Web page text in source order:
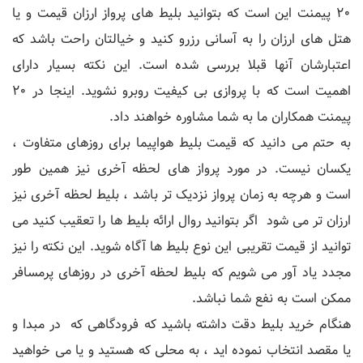
20 پیمنت این است که بتوانید بلیط های پرواز ارزان قیمت و یا
هتل های ارزان را به آسانی رزرو کنید و خیالتان راحت باشد که
اعتبارشان آنها قبلا بررسی شده است. این نکته بسیار دارای
اهمیت است که با پروازی بی کیفیت روبرو نشوید. اینجا در 20
پیمنت همکاران ما به شما مشاوره خواهند داد.
به حتم می دانید که قیمت بلیط هواپیما برای روزهای متفاوت ،
یکسان نیست. در مورد پرواز های لحظه آخری نیز همین طور
است و هرچه به زمان پرواز نزدیک تر باشد ، بلیط لحظه آخری نیز
ارزان تر می شود اگر بتوانید روال ارائه بلیط ها را تعقیب کنید می
توانید از قیمت تقریبی این نوع بلیط ها آگاه شوید. این نکته را نیز
مجدد یاد آور می شویم که بلیط لحظه آخری در روزهای پرمسافر
ممکن است به نفع شما نباشد.
هنگام خرید بلیط دقت داشته باشید که فرودگاهی که در مبدا و
یا مقصد انتخاب نموده اید ، به محلی که هستید و یا می خواهید